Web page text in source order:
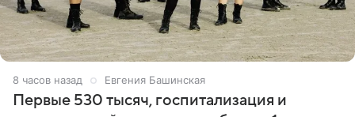
8 часов назад Евгения Башинская
Первые 530 тысяч, госпитализация и